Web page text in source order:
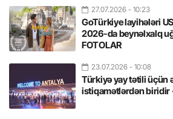
27.07.2026 - 10:23
GoTürkiye layihələri
2026-da beynəlxalq
FOTOLAR
23.07.2026 - 10:08
Türkiyə yay tətili üçün
istiqamətlərdən biridir